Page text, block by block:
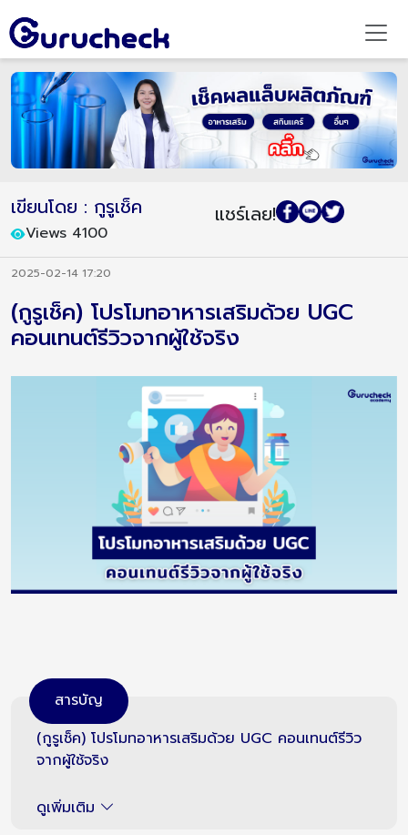
เขียนโดย : กูรูเช็ค
Views 4100
แชร์เลย!
2025-02-14 17:20
(กูรูเช็ค) โปรโมทอาหารเสริมด้วย UGC
คอนเทนต์รีวิวจากผู้ใช้จริง
สารบัญ
(กูรูเช็ค) โปรโมทอาหารเสริมด้วย UGC คอนเทนต์รีวิว
จากผู้ใช้จริง
ดูเพิ่มเติม